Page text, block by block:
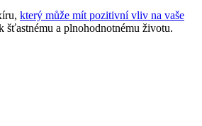
který může mít pozitivní vliv na vaše
šťastnému a plnohodnotnému životu.